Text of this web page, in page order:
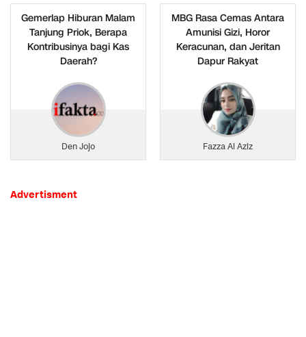
Gemerlap Hiburan Malam
Tanjung Priok, Berapa
Kontribusinya bagi Kas
Daerah?
Den Jojo
MBG Rasa Cemas Antara
Amunisi Gizi, Horor
Keracunan, dan Jeritan
Dapur Rakyat
Fazza Al Aziz
Advertisment